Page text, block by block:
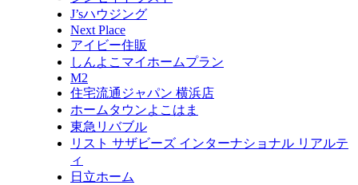
J’sハウジング
Next Place
アイビー住販
しんよこマイホームプラン
M2
住宅流通ジャパン 横浜店
ホームタウンよこはま
東急リバブル
リスト サザビーズ インターナショナル リアルテ
ィ
日立ホーム